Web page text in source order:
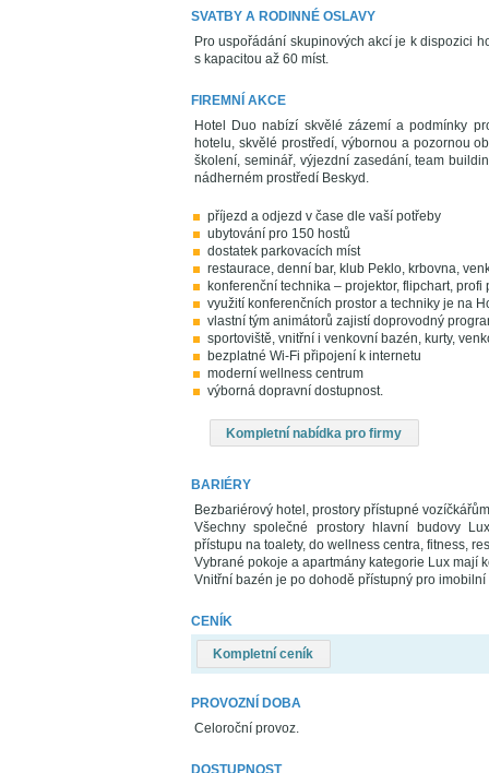
SVATBY A RODINNÉ OSLAVY
Pro uspořádání skupinových akcí je k dispozici
s kapacitou až 60 míst.
FIREMNÍ AKCE
Hotel Duo nabízí skvělé zázemí a podmínky
hotelu, skvělé prostředí, výbornou a pozornou
školení, seminář, výjezdní zasedání, team
nádherném prostředí Beskyd.
příjezd a odjezd v čase dle vaší potřeby
ubytování pro 150 hostů
dostatek parkovacích míst
restaurace, denní bar, klub Peklo, krbovna,
konferenční technika – projektor, flipchart,
využití konferenčních prostor a techniky je na
vlastní tým animátorů zajistí doprovodný
sportoviště, vnitřní i venkovní bazén, kurty,
bezplatné Wi-Fi připojení k internetu
moderní wellness centrum
výborná dopravní dostupnost.
Kompletní nabídka pro firmy
BARIÉRY
Bezbariérový hotel, prostory přístupné
Všechny společné prostory hlavní budovy
přístupu na toalety, do wellness centra, fitness,
Vybrané pokoje a apartmány kategorie Lux mají
Vnitřní bazén je po dohodě přístupný pro
CENÍK
Kompletní ceník
PROVOZNÍ DOBA
Celoroční provoz.
DOSTUPNOST